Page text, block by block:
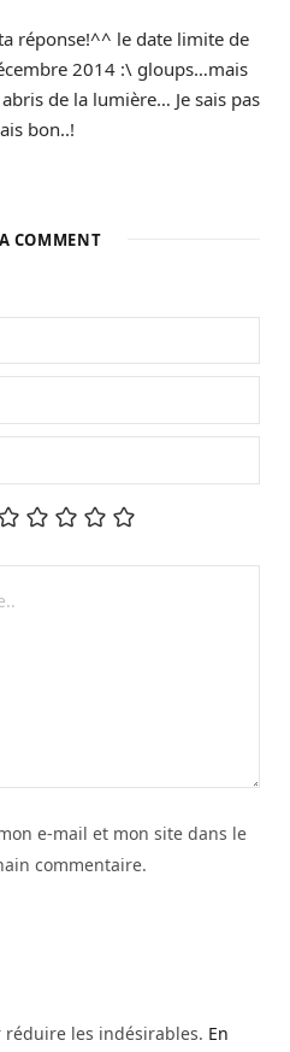
réponse!^^ le date limite de
2014 :\ gloups…mais
de la lumière… Je sais pas
bon..!
COMMENT
e-mail et mon site dans le
commentaire.
réduire les indésirables. En